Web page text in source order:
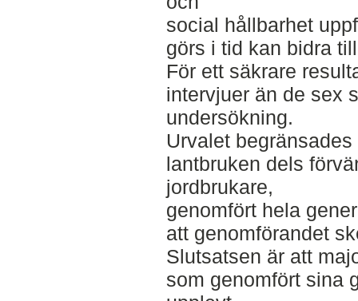
social hållbarhet
görs i tid kan bidra
För ett säkrare
intervjuer än de sex
undersökning.
Urvalet
lantbruken dels
jordbrukare,
genomfört hela
att genomförandet
Slutsatsen är att
som genomfört sina